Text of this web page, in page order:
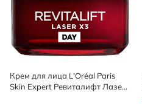
Крем для лица L'Oréal Paris
Skin Expert Ревиталифт Лазер